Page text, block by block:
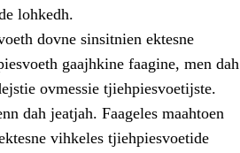
lohkedh.
dovne sinsitnien ektesne
gaajhkine faagine, men dah
ovmessie tjiehpiesvoetijste.
dah jeatjah. Faageles maahtoen
vihkeles tjiehpiesvoetide